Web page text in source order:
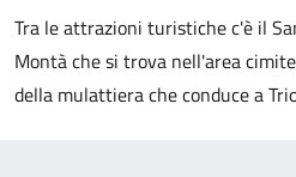
Tra le attrazioni turistiche c'è il
Montà che si trova nell'area
della mulattiera che conduce a